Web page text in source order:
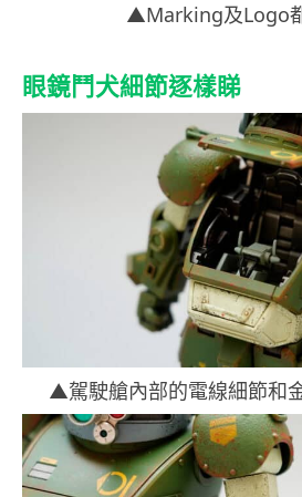
▲Marking及Logo
眼鏡鬥犬細節逐樣睇
▲駕駛艙內部的電線細節和